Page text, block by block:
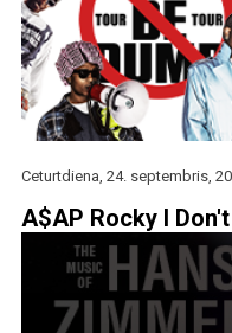
Ceturtdiena, 24. septembris,
A$AP Rocky I